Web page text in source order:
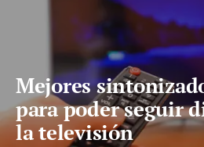
Mejores
para poder seguir
la televisión